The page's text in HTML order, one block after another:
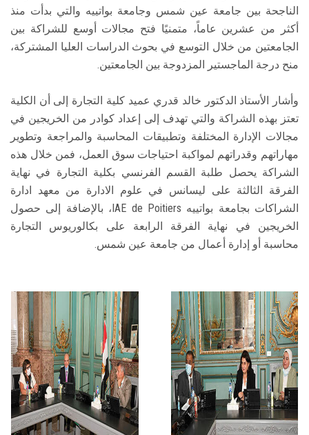
الناجحة بين جامعة عين شمس وجامعة بواتييه والتي بدأت منذ
أكثر من عشرين عاماً، متمنيًا فتح مجالات أوسع للشراكة بين
الجامعتين من خلال التوسع في بحوث الدراسات العليا المشتركة،
منح درجة الماجستير المزدوجة بين الجامعتين.
وأشار الأستاذ الدكتور خالد قدري عميد كلية التجارة إلى أن الكلية
تعتز بهذه الشراكة والتي تهدف إلى إعداد كوادر من الخريجين في
مجالات الإدارة المختلفة وتطبيقات المحاسبة والمراجعة وتطوير
مهاراتهم وقدراتهم لمواكبة احتياجات سوق العمل، فمن خلال هذه
الشراكة يحصل طلبة القسم الفرنسي بكلية التجارة في نهاية
الفرقة الثالثة على ليسانس في علوم الادارة من معهد ادارة
الشراكات بجامعة بواتييه IAE de Poitiers، بالإضافة إلى حصول
الخريجين في نهاية الفرقة الرابعة على بكالوريوس التجارة
محاسبة أو إدارة أعمال من جامعة عين شمس.